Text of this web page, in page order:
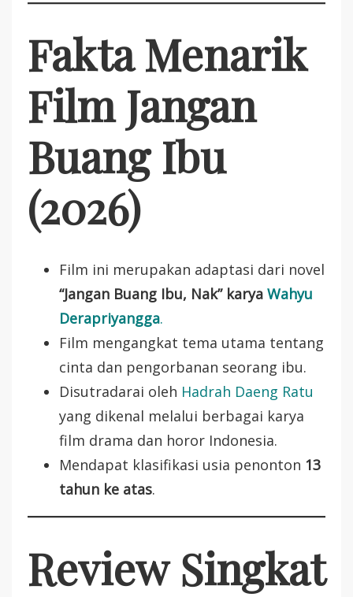
Fakta Menarik
Film Jangan
Buang Ibu
(2026)
Film ini merupakan adaptasi dari novel
“Jangan Buang Ibu, Nak” karya Wahyu
Derapriyangga.
Film mengangkat tema utama tentang
cinta dan pengorbanan seorang ibu.
Disutradarai oleh Hadrah Daeng Ratu
yang dikenal melalui berbagai karya
film drama dan horor Indonesia.
Mendapat klasifikasi usia penonton 13
tahun ke atas.
Review Singkat